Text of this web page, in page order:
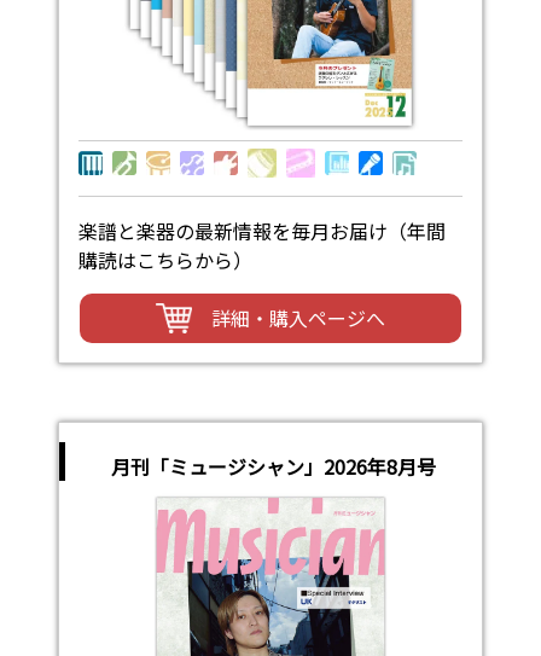
楽譜と楽器の最新情報を毎月お届け（年間
購読はこちらから）
詳細・購入ページへ
月刊「ミュージシャン」2026年8月号